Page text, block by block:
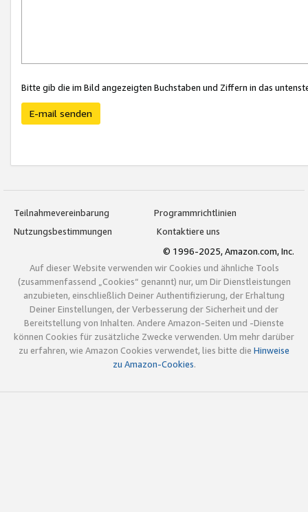
Bitte gib die im Bild angezeigten Buchstaben und Ziffern in das
E-mail senden
Teilnahmevereinbarung
Programmrichtlinien
Nutzungsbestimmungen
Kontaktiere uns
© 1996-2025, Amazon.com, Inc.
Auf dieser Website verwenden wir Cookies und ähnliche Tools
(zusammenfassend „Cookies“ genannt) nur, um Dir Dienstleistungen
anzubieten, einschließlich Deiner Authentifizierung, der Erhaltung
Deiner Einstellungen, der Verbesserung der Sicherheit und der
Bereitstellung von Inhalten. Andere Amazon-Seiten und -Dienste
können Cookies für zusätzliche Zwecke verwenden. Um mehr darüber
zu erfahren, wie Amazon Cookies verwendet, lies bitte die Hinweise
zu Amazon-Cookies.